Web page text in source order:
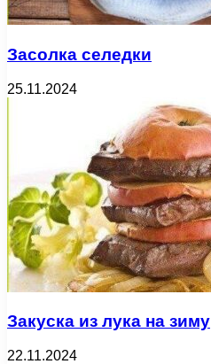
Засолка селедки
25.11.2024
Закуска из лука на зиму
22.11.2024